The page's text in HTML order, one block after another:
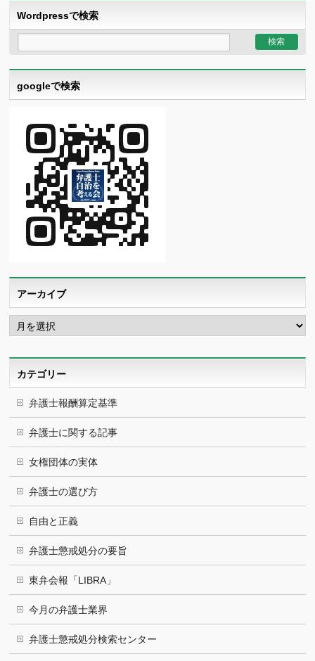
Wordpressで検索
googleで検索
アーカイブ
ア
ー
カ
カテゴリー
弁護士報酬算定基準
弁護士に関する記事
女権団体の実体
弁護士の選び方
自由と正義
弁護士懲戒処分の要旨
東弁会報「LIBRA」
今月の弁護士業界
弁護士懲戒処分検索センター